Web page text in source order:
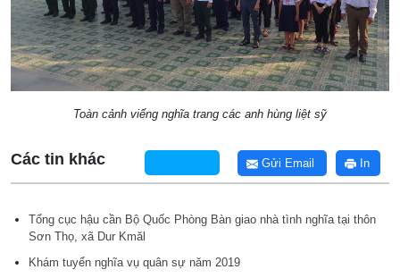
Toàn cảnh viếng nghĩa trang các anh hùng liệt sỹ
In
Gửi Email
Các tin khác
Tổng cục hậu cần Bộ Quốc Phòng Bàn giao nhà tình nghĩa tại thôn
Sơn Thọ, xã Dur Kmăl
Khám tuyển nghĩa vụ quân sự năm 2019